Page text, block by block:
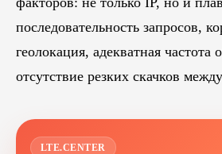
последовательность запросов,
геолокация, адекватная частота
отсутствие резких скачков
LTE.CENTER